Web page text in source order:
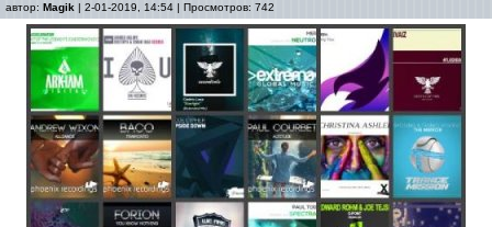
автор: Magik | 2-01-2019, 14:54 | Просмотров: 742